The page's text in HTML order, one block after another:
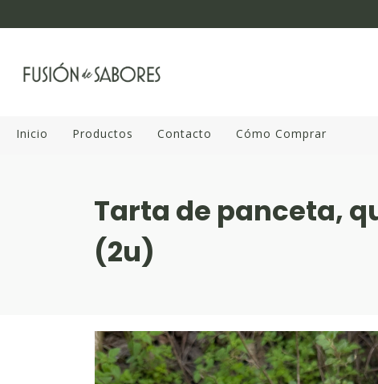
Inicio Productos Contacto Cómo Comprar
Tarta de panceta,
(2u)